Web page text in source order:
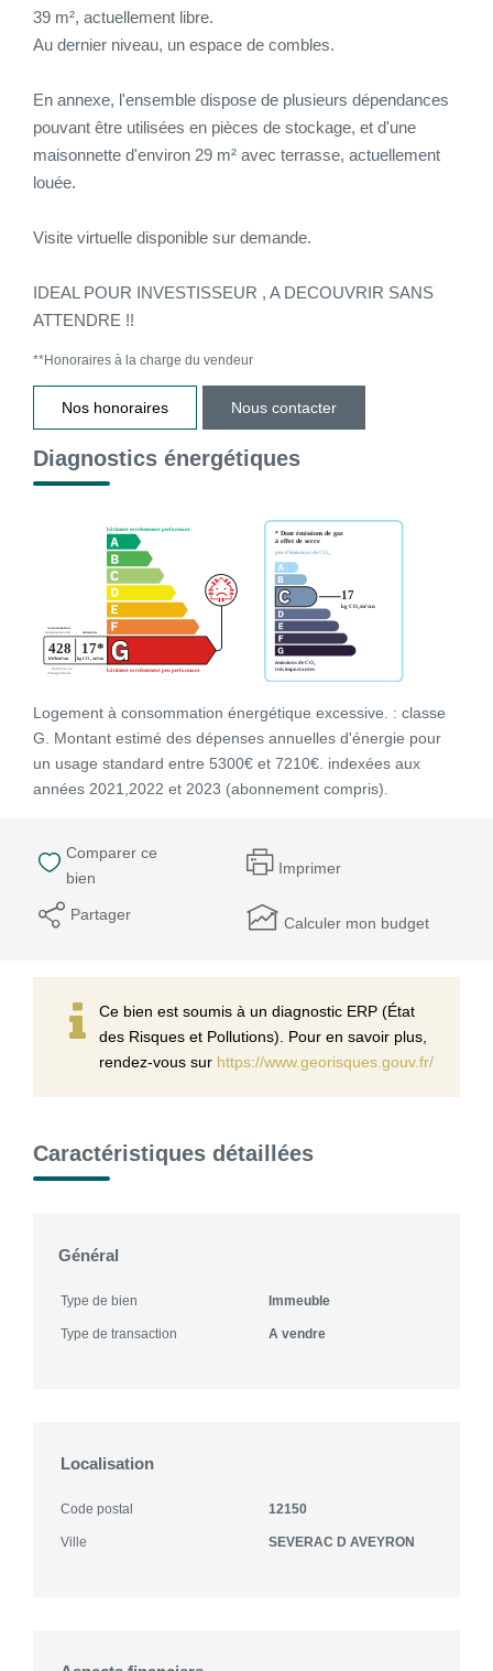
39 m², actuellement libre.
Au dernier niveau, un espace de combles.
En annexe, l'ensemble dispose de plusieurs dépendances
pouvant être utilisées en pièces de stockage, et d'une
maisonnette d'environ 29 m² avec terrasse, actuellement
louée.
Visite virtuelle disponible sur demande.
IDEAL POUR INVESTISSEUR , A DECOUVRIR SANS
ATTENDRE !!
**Honoraires à la charge du vendeur
Nos honoraires Nous contacter
Diagnostics énergétiques
Logement à consommation énergétique excessive. : classe
G. Montant estimé des dépenses annuelles d'énergie pour
un usage standard entre 5300€ et 7210€. indexées aux
années 2021,2022 et 2023 (abonnement compris).
Comparer ce
bien
Imprimer
Partager Calculer mon budget
Ce bien est soumis à un diagnostic ERP (État
des Risques et Pollutions). Pour en savoir plus,
rendez-vous sur https://www.georisques.gouv.fr/
Caractéristiques détaillées
Général
Type de bien Immeuble
Type de transaction A vendre
Localisation
Code postal 12150
Ville SEVERAC D AVEYRON